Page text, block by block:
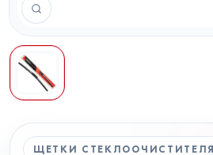
ЩЕТКИ СТЕКЛООЧИСТИТЕЛЯ